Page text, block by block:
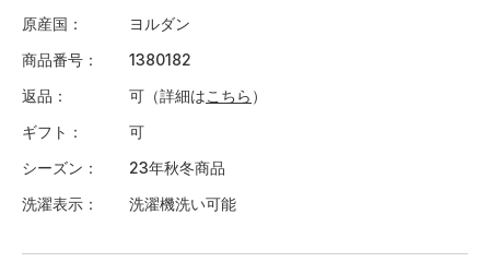
原産国
ヨルダン
商品番号
1380182
返品
可（詳細はこちら ）
ギフト
可
シーズン
23年秋冬商品
洗濯表示
洗濯機洗い可能